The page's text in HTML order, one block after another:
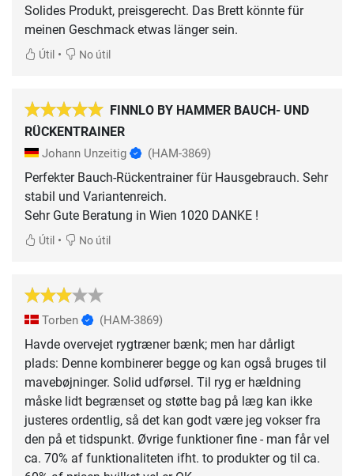
Solides Produkt, preisgerecht. Das Brett könnte für
meinen Geschmack etwas länger sein.
Útil • No útil
FINNLO BY HAMMER BAUCH- UND
RÜCKENTRAINER
Johann Unzeitig (HAM-3869)
Perfekter Bauch-Rückentrainer für Hausgebrauch. Sehr
stabil und Variantenreich.
Sehr Gute Beratung in Wien 1020 DANKE !
Útil • No útil
Torben (HAM-3869)
Havde overvejet rygtræner bænk; men har dårligt
plads: Denne kombinerer begge og kan også bruges til
mavebøjninger. Solid udførsel. Til ryg er hældning
måske lidt begrænset og støtte bag på læg kan ikke
justeres ordentlig, så det kan godt være jeg vokser fra
den på et tidspunkt. Øvrige funktioner fine - man får vel
ca. 70% af funktionaliteten ifht. to produkter og til ca.